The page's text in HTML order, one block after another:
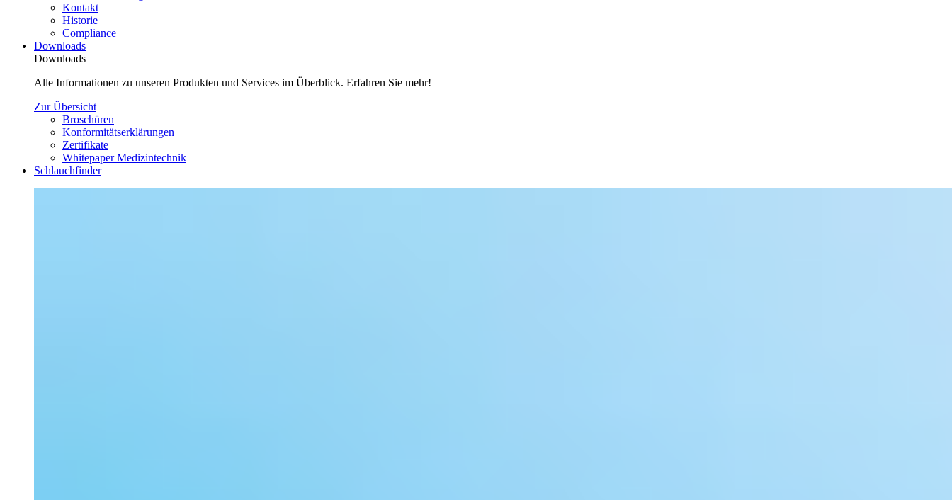
Kontakt
Historie
Compliance
Downloads
Downloads
Alle Informationen zu unseren Produkten und Services im Überblick. Erfahren Sie mehr!
Zur Übersicht
Broschüren
Konformitätserklärungen
Zertifikate
Whitepaper Medizintechnik
Schlauchfinder